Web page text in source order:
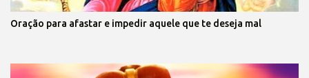
Oração para afastar e impedir aquele que te deseja mal